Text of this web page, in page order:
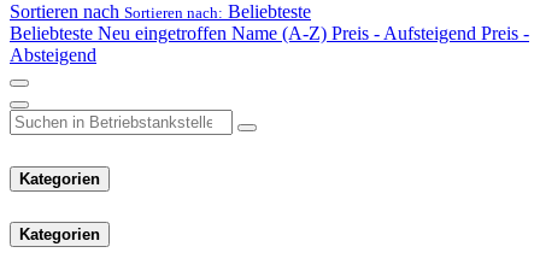
Sortieren nach Sortieren nach: Beliebteste
Beliebteste Neu eingetroffen Name (A-Z) Preis - Aufsteigend Preis -
Absteigend
Kategorien
Kategorien